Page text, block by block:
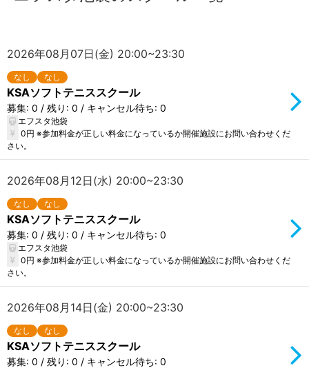
2026年08月07日(金) 20:00~23:30
なし なし
KSAソフトテニススクール
募集: 0 / 残り: 0 / キャンセル待ち: 0
エフスタ池袋
0円 ※参加料金が正しい料金になっているか開催施設にお問い合わせくだ
さい。
2026年08月12日(水) 20:00~23:30
なし なし
KSAソフトテニススクール
募集: 0 / 残り: 0 / キャンセル待ち: 0
エフスタ池袋
0円 ※参加料金が正しい料金になっているか開催施設にお問い合わせくだ
さい。
2026年08月14日(金) 20:00~23:30
なし なし
KSAソフトテニススクール
募集: 0 / 残り: 0 / キャンセル待ち: 0